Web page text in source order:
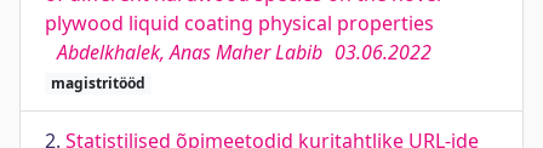
plywood liquid coating physical properties
Abdelkhalek, Anas Maher Labib 03.06.2022
magistritööd
2. Statistilised õpimeetodid kuritahtlike URL-ide